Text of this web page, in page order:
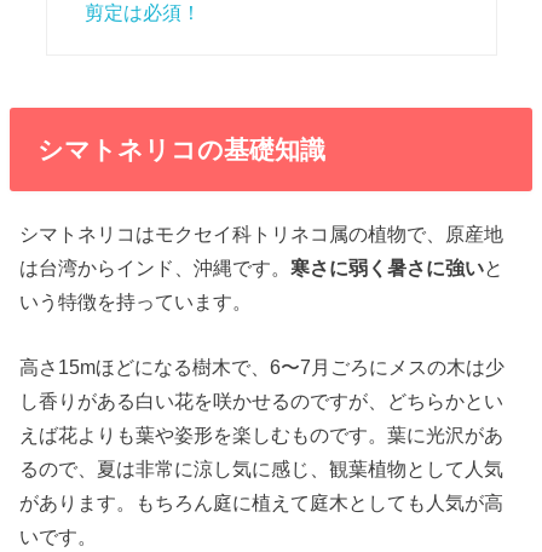
剪定は必須！
シマトネリコの基礎知識
シマトネリコはモクセイ科トリネコ属の植物で、原産地
は台湾からインド、沖縄です。寒さに弱く暑さに強いと
いう特徴を持っています。
高さ15mほどになる樹木で、6〜7月ごろにメスの木は少
し香りがある白い花を咲かせるのですが、どちらかとい
えば花よりも葉や姿形を楽しむものです。葉に光沢があ
るので、夏は非常に涼し気に感じ、観葉植物として人気
があります。もちろん庭に植えて庭木としても人気が高
いです。